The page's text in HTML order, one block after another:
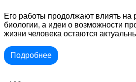
Его работы продолжают влиять на
биологии, а идеи о возможности
жизни человека остаются
Подробнее